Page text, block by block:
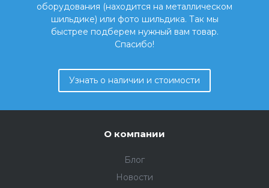
оборудования (находится на металлическом
шильдике) или фото шильдика. Так мы
быстрее подберем нужный вам товар.
Спасибо!
Узнать о наличии и стоимости
О компании
Блог
Новости